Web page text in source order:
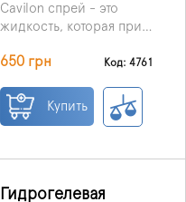
Cavilon спрей - это
жидкость, которая при
кожи становится
пропускает влагу.
650 грн Код: 4761
Купить
Гидрогелевая